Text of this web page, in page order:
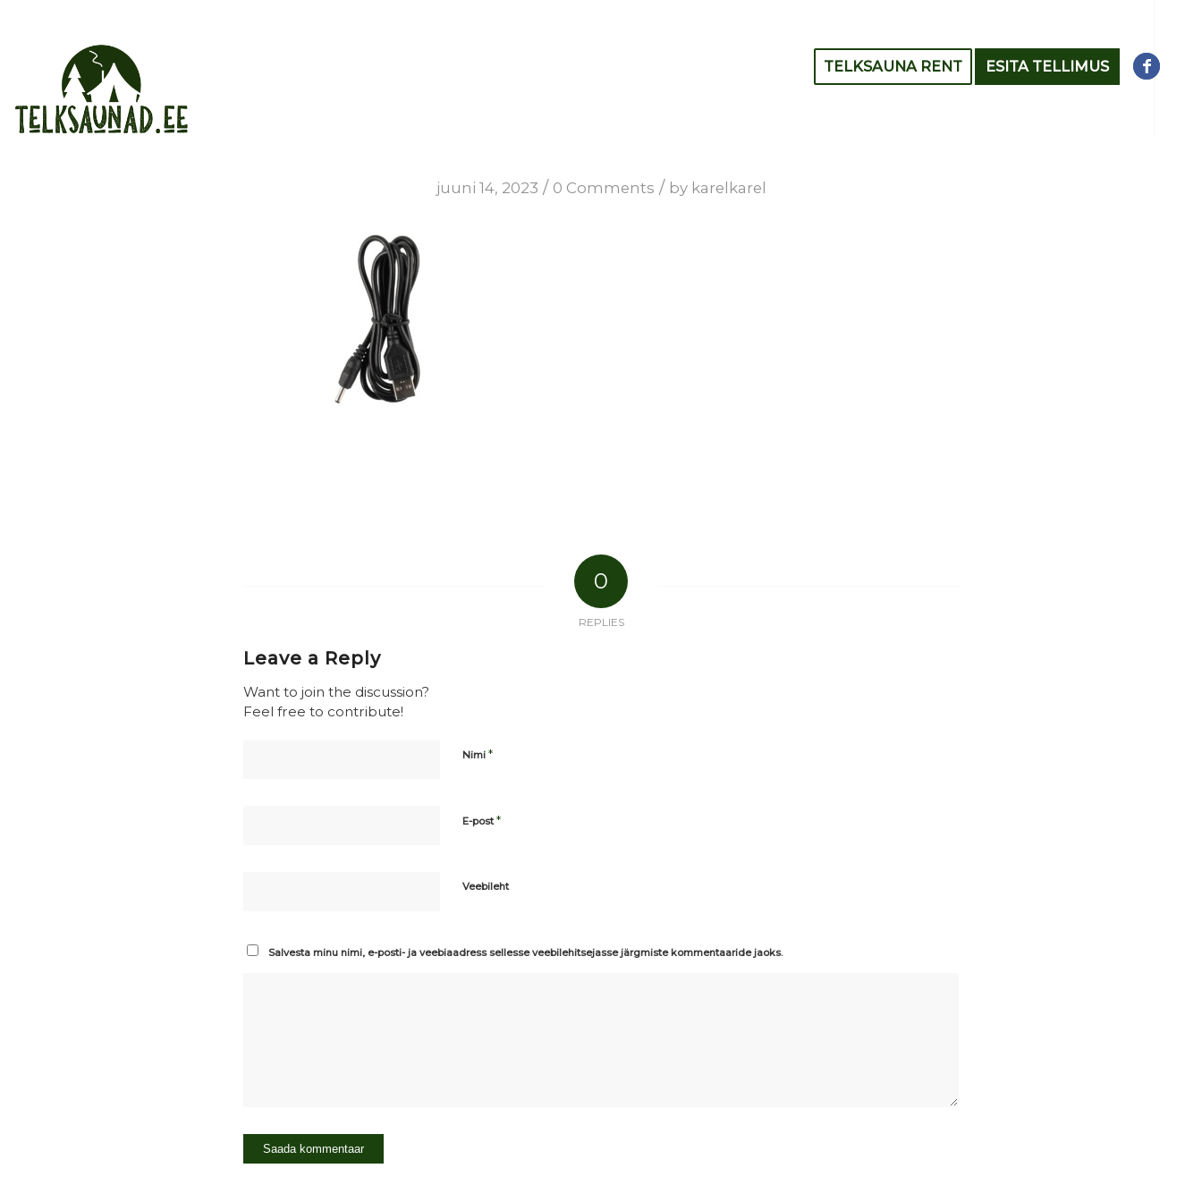
TELKSAUNA RENT ESITA TELLIMUS
juuni 14, 2023 / 0 Comments / by karelkarel
0
REPLIES
Leave a Reply
Want to join the discussion?
Feel free to contribute!
Nimi *
E-post*
Veebileht
Salvesta minu nimi, e-posti- ja veebiaadress sellesse veebilehitsejasse järgmiste kommentaaride jaoks.